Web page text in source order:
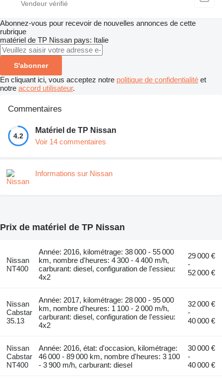
Abonnez-vous pour recevoir de nouvelles annonces de cette
rubrique
matériel de TP Nissan pays: Italie
S'abonner
En cliquant ici, vous acceptez notre politique de confidentialité et
notre accord utilisateur.
Commentaires
4.2
Matériel de TP Nissan
Voir 14 commentaires
Informations sur Nissan
Prix de matériel de TP Nissan
Nissan
NT400
Année: 2016, kilométrage: 38 000 - 55 000
km, nombre d'heures: 4 300 - 4 400 m/h,
carburant: diesel, configuration de l'essieu:
4x2
29 000 €
-
52 000 €
Nissan
Cabstar
35.13
Année: 2017, kilométrage: 28 000 - 95 000
km, nombre d'heures: 1 100 - 2 000 m/h,
carburant: diesel, configuration de l'essieu:
4x2
32 000 €
-
40 000 €
Nissan
Cabstar
NT400
Année: 2016, état: d'occasion, kilométrage:
46 000 - 89 000 km, nombre d'heures: 3 100
- 3 900 m/h, carburant: diesel
30 000 €
-
40 000 €